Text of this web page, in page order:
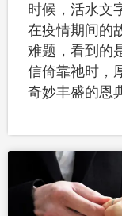
时候，活水文
在疫情期间的
难题，看到的
信倚靠祂时，
奇妙丰盛的恩